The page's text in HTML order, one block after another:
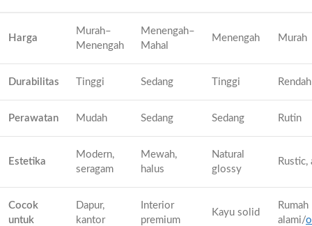
Harga
Murah–
Menengah
Menengah–
Mahal
Menengah Murah
Durabilitas Tinggi Sedang Tinggi Rendah
Perawatan Mudah Sedang Sedang Rutin
Estetika
Modern,
seragam
Mewah,
halus
Natural
glossy
Rustic,
Cocok
untuk
Dapur,
kantor
Interior
premium
Kayu solid
Rumah
alami/